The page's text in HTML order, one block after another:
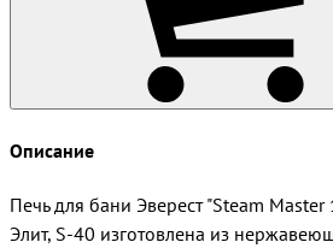
Описание
Печь для бани Эверест "Steam
Элит, S-40 изготовлена из